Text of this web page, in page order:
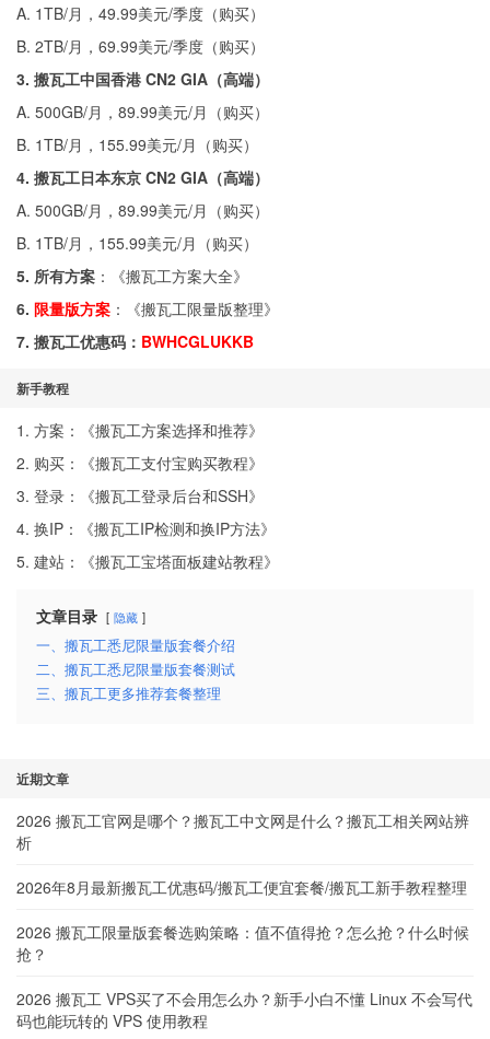
A. 1TB/月，49.99美元/季度（购买）
B. 2TB/月，69.99美元/季度（购买）
3. 搬瓦工中国香港 CN2 GIA（高端）
A. 500GB/月，89.99美元/月（购买）
B. 1TB/月，155.99美元/月（购买）
4. 搬瓦工日本东京 CN2 GIA（高端）
A. 500GB/月，89.99美元/月（购买）
B. 1TB/月，155.99美元/月（购买）
5. 所有方案 ：《搬瓦工方案大全》
6. 限量版方案 ：《搬瓦工限量版整理》
7. 搬瓦工优惠码： BWHCGLUKKB
新手教程
1. 方案：《搬瓦工方案选择和推荐》
2. 购买：《搬瓦工支付宝购买教程》
3. 登录：《搬瓦工登录后台和SSH》
4. 换IP：《搬瓦工IP检测和换IP方法》
5. 建站：《搬瓦工宝塔面板建站教程》
文章目录 隐藏
一、搬瓦工悉尼限量版套餐介绍
二、搬瓦工悉尼限量版套餐测试
三、搬瓦工更多推荐套餐整理
近期文章
2026 搬瓦工官网是哪个？搬瓦工中文网是什么？搬瓦工相关网站辨
析
2026年8月最新搬瓦工优惠码/搬瓦工便宜套餐/搬瓦工新手教程整理
2026 搬瓦工限量版套餐选购策略：值不值得抢？怎么抢？什么时候
抢？
2026 搬瓦工 VPS买了不会用怎么办？新手小白不懂 Linux 不会写代
码也能玩转的 VPS 使用教程